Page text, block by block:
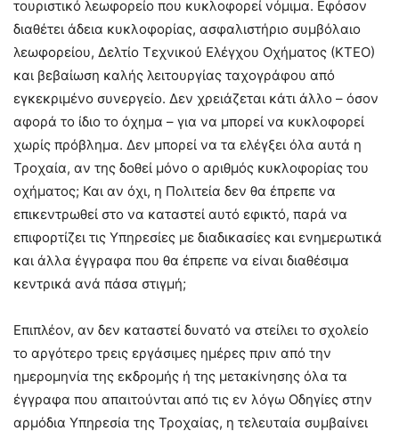
τουριστικό λεωφορείο που κυκλοφορεί νόμιμα. Εφόσον
διαθέτει άδεια κυκλοφορίας, ασφαλιστήριο συμβόλαιο
λεωφορείου, Δελτίο Τεχνικού Ελέγχου Οχήματος (ΚΤΕΟ)
και βεβαίωση καλής λειτουργίας ταχογράφου από
εγκεκριμένο συνεργείο. Δεν χρειάζεται κάτι άλλο – όσον
αφορά το ίδιο το όχημα – για να μπορεί να κυκλοφορεί
χωρίς πρόβλημα. Δεν μπορεί να τα ελέγξει όλα αυτά η
Τροχαία, αν της δοθεί μόνο ο αριθμός κυκλοφορίας του
οχήματος; Και αν όχι, η Πολιτεία δεν θα έπρεπε να
επικεντρωθεί στο να καταστεί αυτό εφικτό, παρά να
επιφορτίζει τις Υπηρεσίες με διαδικασίες και ενημερωτικά
και άλλα έγγραφα που θα έπρεπε να είναι διαθέσιμα
κεντρικά ανά πάσα στιγμή;
Επιπλέον, αν δεν καταστεί δυνατό να στείλει το σχολείο
το αργότερο τρεις εργάσιμες ημέρες πριν από την
ημερομηνία της εκδρομής ή της μετακίνησης όλα τα
έγγραφα που απαιτούνται από τις εν λόγω Οδηγίες στην
αρμόδια Υπηρεσία της Τροχαίας, η τελευταία συμβαίνει